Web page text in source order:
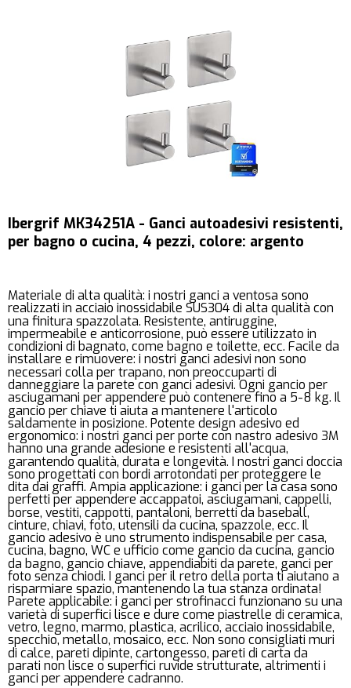
Ibergrif MK34251A - Ganci autoadesivi resistenti,
per bagno o cucina, 4 pezzi, colore: argento
Materiale di alta qualità: i nostri ganci a ventosa sono
realizzati in acciaio inossidabile SUS304 di alta qualità con
una finitura spazzolata. Resistente, antiruggine,
impermeabile e anticorrosione, può essere utilizzato in
condizioni di bagnato, come bagno e toilette, ecc. Facile da
installare e rimuovere: i nostri ganci adesivi non sono
necessari colla per trapano, non preoccuparti di
danneggiare la parete con ganci adesivi. Ogni gancio per
asciugamani per appendere può contenere fino a 5-8 kg. Il
gancio per chiave ti aiuta a mantenere l'articolo
saldamente in posizione. Potente design adesivo ed
ergonomico: i nostri ganci per porte con nastro adesivo 3M
hanno una grande adesione e resistenti all'acqua,
garantendo qualità, durata e longevità. I nostri ganci doccia
sono progettati con bordi arrotondati per proteggere le
dita dai graffi. Ampia applicazione: i ganci per la casa sono
perfetti per appendere accappatoi, asciugamani, cappelli,
borse, vestiti, cappotti, pantaloni, berretti da baseball,
cinture, chiavi, foto, utensili da cucina, spazzole, ecc. Il
gancio adesivo è uno strumento indispensabile per casa,
cucina, bagno, WC e ufficio come gancio da cucina, gancio
da bagno, gancio chiave, appendiabiti da parete, ganci per
foto senza chiodi. I ganci per il retro della porta ti aiutano a
risparmiare spazio, mantenendo la tua stanza ordinata!
Parete applicabile: i ganci per strofinacci funzionano su una
varietà di superfici lisce e dure come piastrelle di ceramica,
vetro, legno, marmo, plastica, acrilico, acciaio inossidabile,
specchio, metallo, mosaico, ecc. Non sono consigliati muri
di calce, pareti dipinte, cartongesso, pareti di carta da
parati non lisce o superfici ruvide strutturate, altrimenti i
ganci per appendere cadranno.